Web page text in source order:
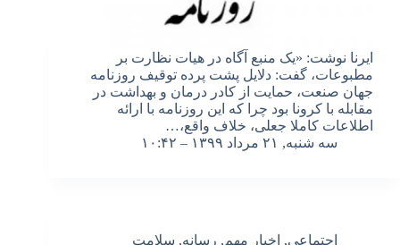
ایرنا نوشت: «یک منبع آگاه در هیات نظارت بر
مطبوعات، گفت: دلایل پشت پرده توقیف روزنامه
جهان صنعت، حمایت از کادر درمان و بهداشت در
مقابله با کرونا بود چرا که این روزنامه با ارائه
اطلاعات کاملا جعلی، خلاف واقع،…
سه شنبه, ۲۱ مرداد ۱۳۹۹ – ۱۰:۴۲
اجتماعی, اخبار مهم, رسانه, سلامت